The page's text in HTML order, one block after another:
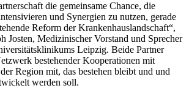
die gemeinsame Chance, die
und Synergien zu nutzen, gerade
Reform der Krankenhauslandschaft“,
Josten, Medizinischer Vorstand und Sprecher
Leipzig. Beide Partner
bestehender Kooperationen mit
Region mit, das bestehen bleibt und und
werden soll.